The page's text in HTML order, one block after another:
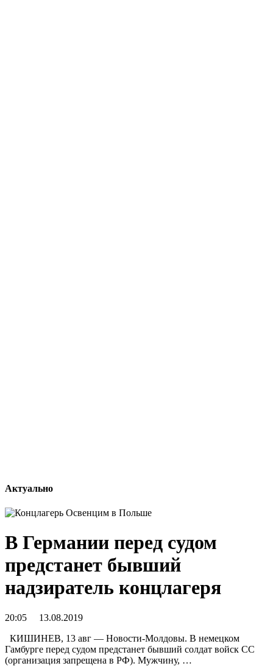
Актуально
В Германии перед судом
предстанет бывший
надзиратель концлагеря
20:05 13.08.2019
КИШИНЕВ, 13 авг — Новости-Молдовы. В немецком
Гамбурге перед судом предстанет бывший солдат войск CC
(организация запрещена в РФ). Мужчину, …